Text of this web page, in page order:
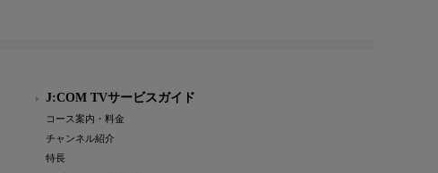
J:COM TVサービスガイド
コース案内・料金
チャンネル紹介
特長